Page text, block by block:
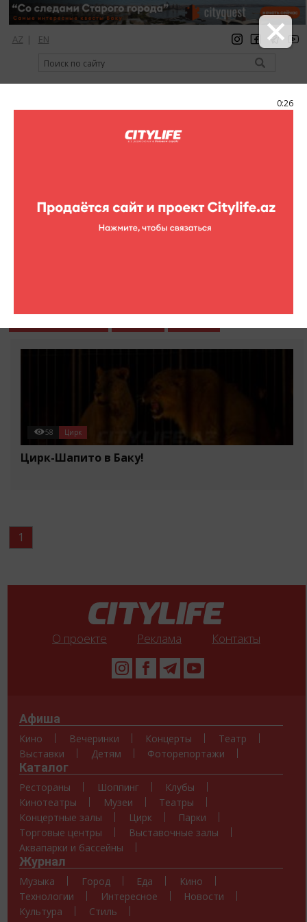
0:25
AZ | EN
регистрация вход Citylife Magazine
Фоторепортажи
Все фоторепортажи Театр Концерты
58 Цирк
Цирк-Шапито в Баку!
1
О проекте Реклама Контакты
Афиша
Кино Вечеринки Концерты
Театр
Выставки
Детям Фоторепортажи
Каталог
Рестораны Шоппинг
Клубы
Кинотеатры
Музеи
Театры
Концертные залы
Цирк
Парки
Торговые центры
Выставочные залы
Аквапарки и бассейны
Журнал
Музыка Город Еда
Кино
Технологии
Интересное
Новости
Культура
Стиль